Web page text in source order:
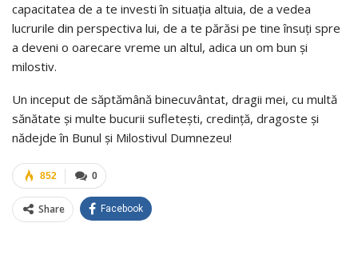
capacitatea de a te investi în situația altuia, de a vedea
lucrurile din perspectiva lui, de a te părăsi pe tine însuți spre
a deveni o oarecare vreme un altul, adica un om bun și
milostiv.
Un inceput de săptămână binecuvântat, dragii mei, cu multă
sănătate și multe bucurii sufletești, credință, dragoste și
nădejde în Bunul și Milostivul Dumnezeu!
0
852
Share Facebook